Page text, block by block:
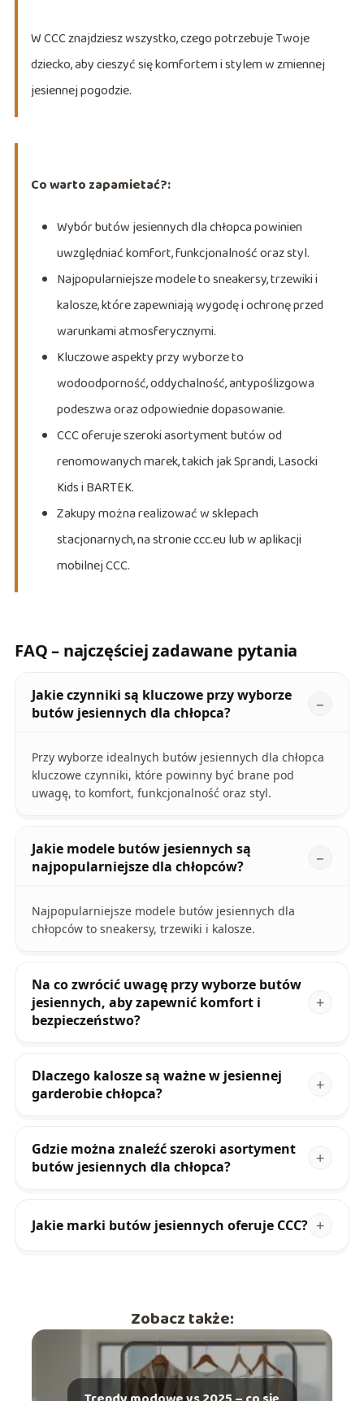
W CCC znajdziesz wszystko, czego potrzebuje Twoje
dziecko, aby cieszyć się komfortem i stylem w zmiennej
jesiennej pogodzie.
Co warto zapamietać?:
Wybór butów jesiennych dla chłopca powinien
uwzględniać komfort, funkcjonalność oraz styl.
Najpopularniejsze modele to sneakersy, trzewiki i
kalosze, które zapewniają wygodę i ochronę przed
warunkami atmosferycznymi.
Kluczowe aspekty przy wyborze to
wodoodporność, oddychalność, antypoślizgowa
podeszwa oraz odpowiednie dopasowanie.
CCC oferuje szeroki asortyment butów od
renomowanych marek, takich jak Sprandi, Lasocki
Kids i BARTEK.
Zakupy można realizować w sklepach
stacjonarnych, na stronie ccc.eu lub w aplikacji
mobilnej CCC.
FAQ – najczęściej zadawane pytania
Jakie czynniki są kluczowe przy wyborze
butów jesiennych dla chłopca?
Przy wyborze idealnych butów jesiennych dla chłopca
kluczowe czynniki, które powinny być brane pod
uwagę, to komfort, funkcjonalność oraz styl.
Jakie modele butów jesiennych są
najpopularniejsze dla chłopców?
Najpopularniejsze modele butów jesiennych dla
chłopców to sneakersy, trzewiki i kalosze.
Na co zwrócić uwagę przy wyborze butów
jesiennych, aby zapewnić komfort i
bezpieczeństwo?
Dlaczego kalosze są ważne w jesiennej
garderobie chłopca?
Gdzie można znaleźć szeroki asortyment
butów jesiennych dla chłopca?
Jakie marki butów jesiennych oferuje CCC?
Zobacz także: